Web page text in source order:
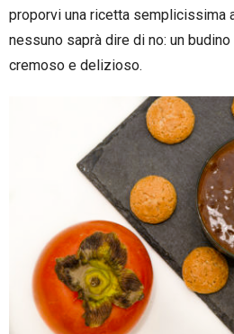
proporvi una ricetta semplicissima
nessuno saprà dire di no: un
cremoso e delizioso.